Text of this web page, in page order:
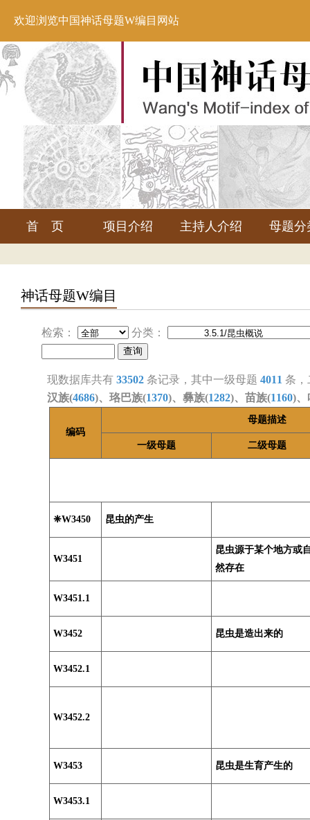
欢迎浏览中国神话母题W编目网站
首 页 项目介绍 主持人介绍 母题分
神话母题W编目
检索： 分类：
现数据库共有 33502 条记录，其中一级母题 4011 条
汉族(4686)、珞巴族(1370)、彝族(1282)、苗族(1160)、
编码
母题描述
一级母题 二级母题
❈W3450 昆虫的产生
W3451
昆虫源于某个地方或
然存在
W3451.1
W3452 昆虫是造出来的
W3452.1
W3452.2
W3453 昆虫是生育产生的
W3453.1